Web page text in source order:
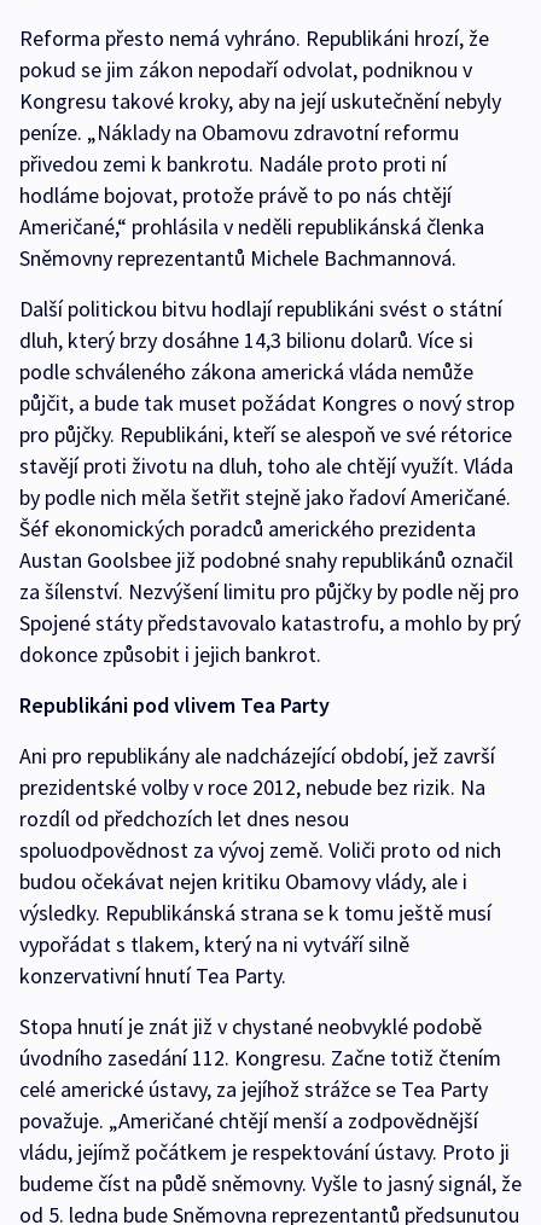
Reforma přesto nemá vyhráno. Republikáni hrozí, že
pokud se jim zákon nepodaří odvolat, podniknou v
Kongresu takové kroky, aby na její uskutečnění nebyly
peníze. „Náklady na Obamovu zdravotní reformu
přivedou zemi k bankrotu. Nadále proto proti ní
hodláme bojovat, protože právě to po nás chtějí
Američané,“ prohlásila v neděli republikánská členka
Sněmovny reprezentantů Michele Bachmannová.
Další politickou bitvu hodlají republikáni svést o státní
dluh, který brzy dosáhne 14,3 bilionu dolarů. Více si
podle schváleného zákona americká vláda nemůže
půjčit, a bude tak muset požádat Kongres o nový strop
pro půjčky. Republikáni, kteří se alespoň ve své rétorice
stavějí proti životu na dluh, toho ale chtějí využít. Vláda
by podle nich měla šetřit stejně jako řadoví Američané.
Šéf ekonomických poradců amerického prezidenta
Austan Goolsbee již podobné snahy republikánů označil
za šílenství. Nezvýšení limitu pro půjčky by podle něj pro
Spojené státy představovalo katastrofu, a mohlo by prý
dokonce způsobit i jejich bankrot.
Republikáni pod vlivem Tea Party
Ani pro republikány ale nadcházející období, jež završí
prezidentské volby v roce 2012, nebude bez rizik. Na
rozdíl od předchozích let dnes nesou
spoluodpovědnost za vývoj země. Voliči proto od nich
budou očekávat nejen kritiku Obamovy vlády, ale i
výsledky. Republikánská strana se k tomu ještě musí
vypořádat s tlakem, který na ni vytváří silně
konzervativní hnutí Tea Party.
Stopa hnutí je znát již v chystané neobvyklé podobě
úvodního zasedání 112. Kongresu. Začne totiž čtením
celé americké ústavy, za jejíhož strážce se Tea Party
považuje. „Američané chtějí menší a zodpovědnější
vládu, jejímž počátkem je respektování ústavy. Proto ji
budeme číst na půdě sněmovny. Vyšle to jasný signál, že
od 5. ledna bude Sněmovna reprezentantů předsunutou